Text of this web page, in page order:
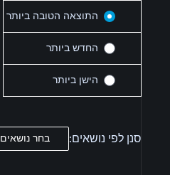
התוצאה הטובה ביותר
החדש ביותר
הישן ביותר
סנן לפי נושאים: בחר נושאים